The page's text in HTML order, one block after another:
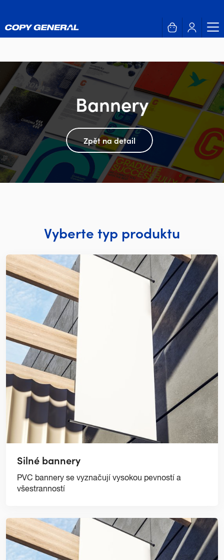
Bannery
Zpět na detail
Vyberte typ produktu
Silné bannery
PVC bannery se vyznačují vysokou pevností a
všestranností